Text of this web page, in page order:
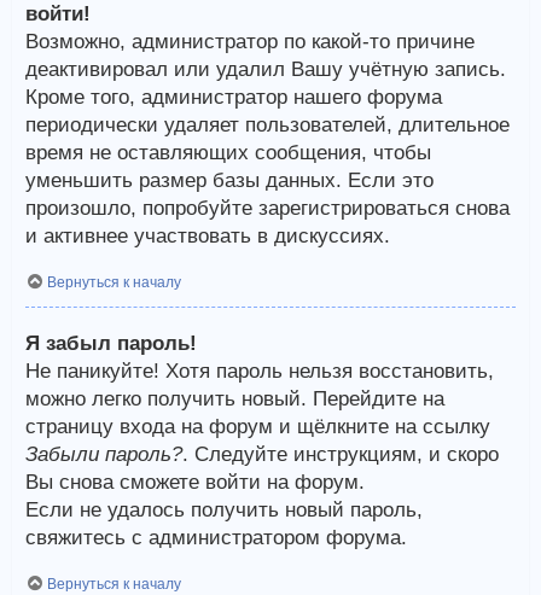
войти!
Возможно, администратор по какой-то причине
деактивировал или удалил Вашу учётную запись.
Кроме того, администратор нашего форума
периодически удаляет пользователей, длительное
время не оставляющих сообщения, чтобы
уменьшить размер базы данных. Если это
произошло, попробуйте зарегистрироваться снова
и активнее участвовать в дискуссиях.
Вернуться к началу
Я забыл пароль!
Не паникуйте! Хотя пароль нельзя восстановить,
можно легко получить новый. Перейдите на
страницу входа на форум и щёлкните на ссылку
Забыли пароль?. Следуйте инструкциям, и скоро
Вы снова сможете войти на форум.
Если не удалось получить новый пароль,
свяжитесь с администратором форума.
Вернуться к началу